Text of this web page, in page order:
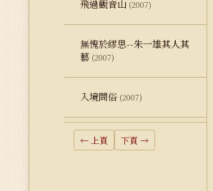
飛過觀音山 (2007)
無愧於繆思--朱一雄其人其
藝 (2007)
入境問俗 (2007)
← 上頁 下頁 →